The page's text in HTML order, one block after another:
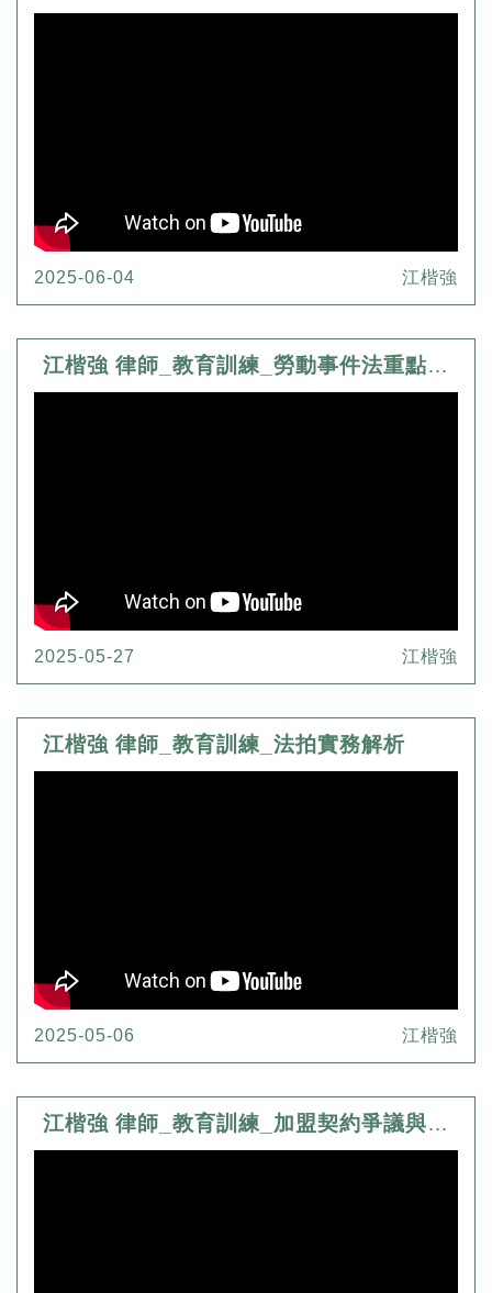
2025-06-04 江楷強
江楷強 律師_教育訓練_勞動事件法重點解析
2025-05-27 江楷強
江楷強 律師_教育訓練_法拍實務解析
2025-05-06 江楷強
江楷強 律師_教育訓練_加盟契約爭議與公平交易法